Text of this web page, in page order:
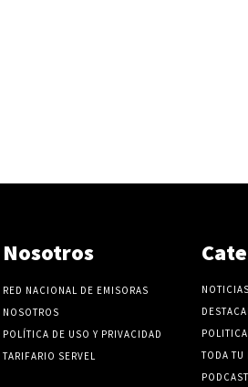
Nosotros
RED NACIONAL DE EMISORAS
NOSOTROS
POLÍTICA DE USO Y PRIVACIDAD
TARIFARIO SERVEL
NOTICIAS
POLITICA
TODA TU
PODCAST